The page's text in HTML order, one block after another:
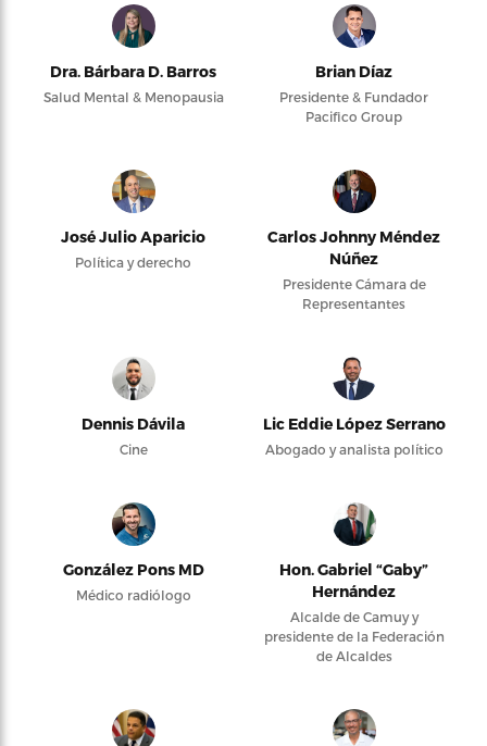
Dra. Bárbara D. Barros
Salud Mental & Menopausia
Brian Díaz
Presidente & Fundador
Pacifico Group
José Julio Aparicio
Política y derecho
Carlos Johnny Méndez
Núñez
Presidente Cámara de
Representantes
Dennis Dávila
Cine
Lic Eddie López Serrano
Abogado y analista político
González Pons MD
Médico radiólogo
Hon. Gabriel “Gaby”
Hernández
Alcalde de Camuy y
presidente de la Federación
de Alcaldes